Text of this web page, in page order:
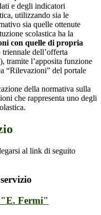
e degli indicatori
utilizzando sia le
sia quelle ottenute
scolastica ha la
con quelle di propria
dell’offerta
tramite l’apposita funzione
“Rilevazioni” del portale
della normativa sulla
che rappresenta uno degli
al link di seguito
"E. Fermi"